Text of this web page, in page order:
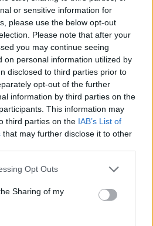
or sensitive information for
please use the below opt-out
Please note that after your
you may continue seeing
on personal information utilized by
disclosed to third parties prior to
opt-out of the further
information by third parties on the
This information may
third parties on the IAB’s List of
that may further disclose it to other
Opt Outs
Sharing of my